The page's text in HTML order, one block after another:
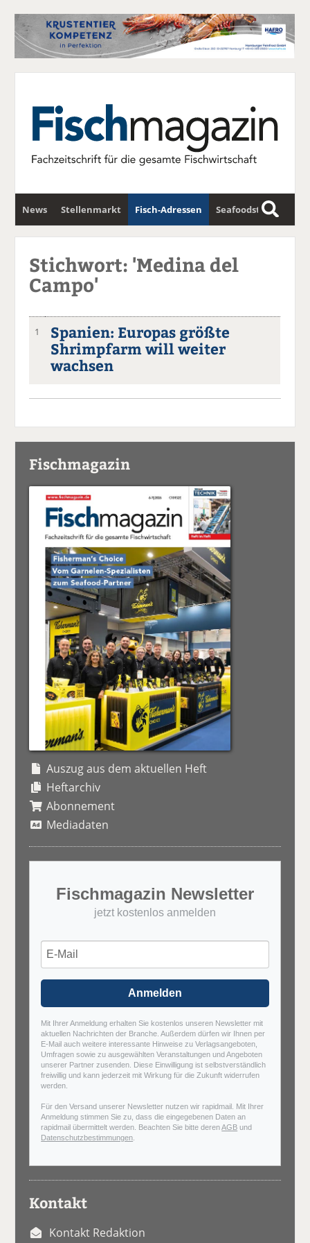
News Stellenmarkt Fisch-Adressen Seafoodstar
Fischwirtschafts-Gipfel Newsletter
S
u
Stichwort: 'Medina del
Campo'
1
Spanien: Europas größte
Shrimpfarm will weiter
wachsen
Fischmagazin
Auszug aus dem aktuellen Heft
Heftarchiv
Abonnement
Mediadaten
Fischmagazin Newsletter
jetzt kostenlos anmelden
Anmelden
Mit Ihrer Anmeldung erhalten Sie kostenlos unseren Newsletter mit
aktuellen Nachrichten der Branche. Außerdem dürfen wir Ihnen per
E-Mail auch weitere interessante Hinweise zu Verlagsangeboten,
Umfragen sowie zu ausgewählten Veranstaltungen und Angeboten
unserer Partner zusenden. Diese Einwilligung ist selbstverständlich
freiwillig und kann jederzeit mit Wirkung für die Zukunft widerrufen
werden.
Für den Versand unserer Newsletter nutzen wir rapidmail. Mit Ihrer
Anmeldung stimmen Sie zu, dass die eingegebenen Daten an
rapidmail übermittelt werden. Beachten Sie bitte derenAGB und
Datenschutzbestimmungen
Kontakt
Kontakt Redaktion